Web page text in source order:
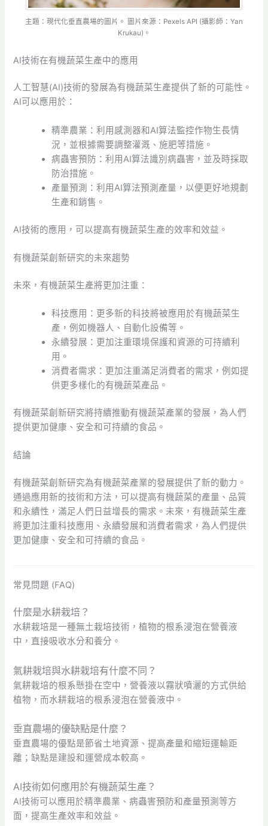
主題：現代化垂直農場的圖片。 圖片來源：Pexels API (攝影師：Yan
Krukau)。
AI技術在有機蔬菜生產中的應用
人工智慧(AI)技術的發展為有機蔬菜生產提供了新的可能性。
AI可以應用於：
精準農業：利用感測器和AI算法監控作物生長情
況，並根據需要調整灌溉、施肥等措施。
病蟲害預防：利用AI算法識別病蟲害，並及時採取
防治措施。
產量預測：利用AI算法預測產量，以便更好地規劃
生產和銷售。
AI技術的應用，可以提高有機蔬菜生產的效率和效益。
有機蔬菜創新研究的未來趨勢
未來，有機蔬菜生產將更加注重：
科技應用：更多新的科技將被應用於有機蔬菜生
產，例如機器人、自動化設備等。
永續發展：更加注重環境保護和資源的可持續利
用。
消費者需求：更加注重滿足消費者的需求，例如提
供更多樣化的有機蔬菜產品。
有機蔬菜創新研究將持續推動有機蔬菜產業的發展，為人們
提供更加健康、安全和可持續的食品。
結論
有機蔬菜創新研究為有機蔬菜產業的發展提供了新的動力。
通過應用新的技術和方法，可以提高有機蔬菜的產量、品質
和永續性，滿足人們日益增長的需求。未來，有機蔬菜生產
將更加注重科技應用、永續發展和消費者需求，為人們提供
更加健康、安全和可持續的食品。
常見問題 (FAQ)
什麼是水耕栽培？
水耕栽培是一種無土栽培技術，植物的根系浸泡在營養液
中，直接吸收水分和養分。
氣耕栽培與水耕栽培有什麼不同？
氣耕栽培的根系懸掛在空中，營養液以霧狀噴灑的方式供給
植物，而水耕栽培的根系浸泡在營養液中。
垂直農場的優缺點是什麼？
垂直農場的優點是節省土地資源、提高產量和縮短運輸距
離；缺點是建設和運營成本較高。
AI技術如何應用於有機蔬菜生產？
AI技術可以應用於精準農業、病蟲害預防和產量預測等方
面，提高生產效率和效益。